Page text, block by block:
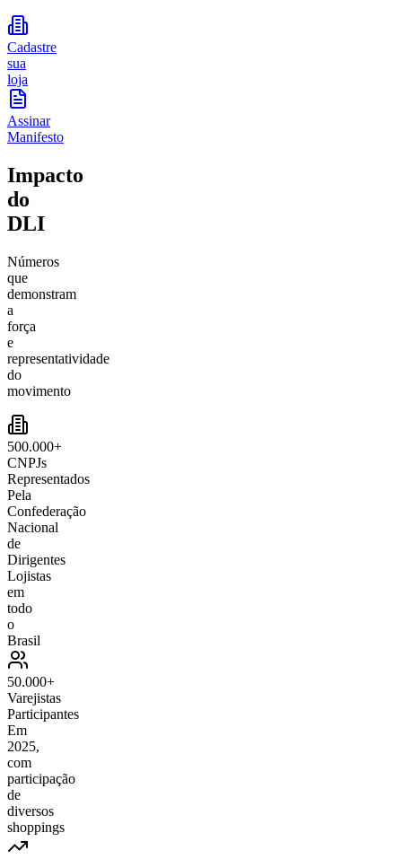
Cadastre
sua
loja
Assinar
Manifesto
Impacto
do
DLI
Números
que
demonstram
a
força
e
representatividade
do
movimento
500.000+
CNPJs
Representados
Pela
Confederação
Nacional
de
Dirigentes
Lojistas
em
todo
o
Brasil
50.000+
Varejistas
Participantes
Em
2025,
com
participação
de
diversos
shoppings